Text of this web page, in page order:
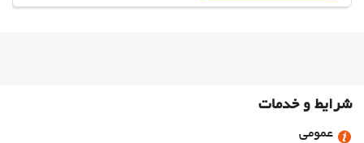
شرایط و خدمات
عمومی